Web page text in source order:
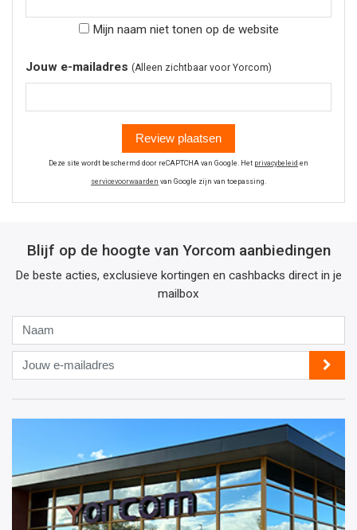
Mijn naam niet tonen op de website
Jouw e-mailadres (Alleen zichtbaar voor Yorcom)
Review plaatsen
Deze site wordt beschermd door reCAPTCHA van Google. Het privacybeleid en
servicevoorwaarden van Google zijn van toepassing.
Blijf op de hoogte van Yorcom aanbiedingen
De beste acties, exclusieve kortingen en cashbacks direct in je
mailbox
Jouw
e-
mailadres